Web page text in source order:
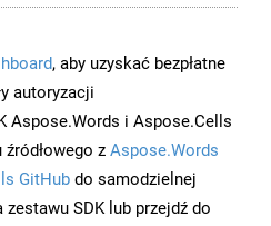
, aby uzyskać bezpłatne
autoryzacji
Aspose.Words i Aspose.Cells
z Aspose.Words
GitHub do samodzielnej
SDK lub przejdź do